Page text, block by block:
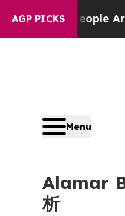
AGP PICKS
“People Are Sick
Menu
Alamar
析